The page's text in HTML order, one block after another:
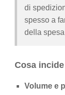
di
spesso a
della
Cosa
Volume e